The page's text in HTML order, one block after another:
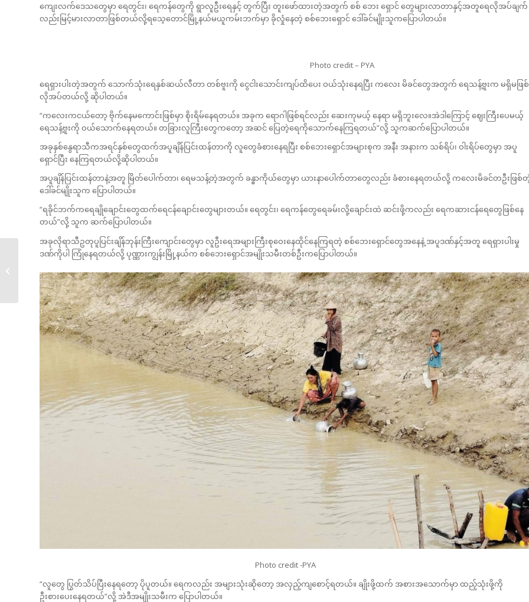
ကျေးလက်ဒေသတွေမှာ ရေတွင်း၊ ရေကန်တွေကို ရွာလူဦးရေနှင့် တွက်ပြီး တူးဖော်ထားတဲ့အတွက် စစ် ဘေး ရှောင် တွေများလာတာနှင့်အတူရေလိုအပ်ချက်
လည်းမြင့်မားလာတာဖြစ်တယ်လို့ရသေ့တောင်မြို့နယ်မယူကမ်းဘက်မှာ ခိုလှုံနေတဲ့ စစ်ဘေးရှောင် ဒေါ်ခင်မျိုးသူကပြောပါတယ်။
Photo credit – PYA
ရေရှားပါးတဲ့အတွက် သောက်သုံးရေနှစ်ဆယ်လီတာ တစ်ဗူးကို ငွေငါးသောင်းကျပ်ထိပေး ဝယ်သုံးနေရပြီး ကလေး မိခင်တွေအတွက် ရေသန့်ဗူးက မရှိမဖြစ်
လိုအပ်တယ်လို့ ဆိုပါတယ်။
“ကလေးကငယ်တော့ ဗိုက်နေမကောင်းဖြစ်မှာ စိုးရိမ်နေရတယ်။ အခုက ရောဂါဖြစ်ရင်လည်း ဆေးကုမယ့် နေရာ မရှိဘူးလေ။အဲဒါကြောင့် ဈေးကြီးပေမယ့်
ရေသန့်ဗူးကို ဝယ်သောက်နေရတယ်။ တခြားလူကြီးတွေကတော့ အဆင် ပြေတဲ့ရေကိုသောက်နေကြရတယ်”လို့ သူကဆက်ပြောပါတယ်။
အခုနှစ်နွေရာသီကအရင်နှစ်တွေထက်အပူချိန်ပြင်းထန်တာကို လူတွေခံစားနေရပြီး စစ်ဘေးရှောင်အများစုက အနီး အနားက သစ်ရိပ်၊ ဝါးရိပ်တွေမှာ အပူ
ရှောင်ပြီး နေကြရတယ်လို့ဆိုပါတယ်။
အပူချိန်ပြင်းထန်တာနဲ့အတူ မြိတ်ပေါက်တာ၊ ရေမသန့်တဲ့အတွက် ခန္ဓာကိုယ်တွေမှာ ယားနာပေါက်တာတွေလည်း ခံစားနေရတယ်လို့ ကလေးမိခင်တဦးဖြစ်
ဒေါ်ခင်မျိုးသူက ပြောပါတယ်။
“ရခိုင်ဘက်ကရေချိုချောင်းတွေထက်ရေငန်ချောင်းတွေများတယ်။ ရေတွင်း၊ ရေကန်တွေရေခမ်းလို့ချောင်းထဲ ဆင်းဖို့ကလည်း ရေကဆားငန်ရေတွေဖြစ်နေ
တယ်”လို့ သူက ဆက်ပြောပါတယ်။
အခုလိုရာသီဥတုပူပြင်းချိန်ဘုန်းကြီးကျောင်းတွေမှာ လူဦးရေအများကြီးစုဝေးနေထိုင်နေကြရတဲ့ စစ်ဘေးရှောင်တွေအနေနဲ့ အပူဒဏ်နှင့်အတူ ရေရှားပါးမှု
ဒဏ်ကိုပါ ကြုံနေရတယ်လို့ ပုဏ္ဏားကျွန်းမြို့နယ်က စစ်ဘေးရှောင်အမျိုးသမီးတစ်ဦးကပြောပါတယ်။
Photo credit -PYA
“လူတွေ ပြွတ်သိပ်ပြီးနေရတော့ ပိုပူတယ်။ ရေကလည်း အများသုံးဆိုတော့ အလှည့်ကျစောင့်ရတယ်။ ချိုးဖို့ထက် အစားအသောက်မှာ ထည့်သုံးဖို့ကို
ဦးစားပေးနေရတယ်”လို့ အဲဒီအမျိုးသမီးက ပြောပါတယ်။
အမျိုးသမီးDelivery...